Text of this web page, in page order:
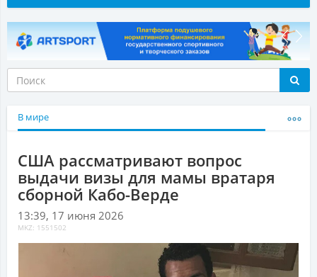
В мире
США рассматривают вопрос
выдачи визы для мамы вратаря
сборной Кабо-Верде
13:39, 17 июня 2026
MKZ: 1551502